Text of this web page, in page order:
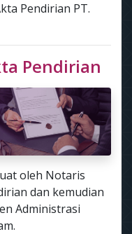
Pendirian PT.
Pendirian
oleh Notaris
dan kemudian
Administrasi